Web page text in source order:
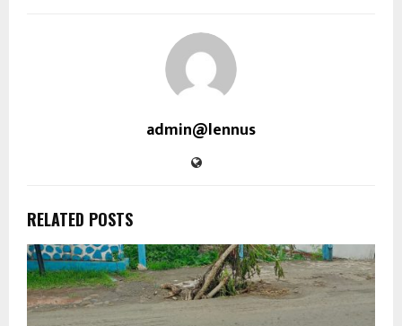
admin@lennus
RELATED POSTS